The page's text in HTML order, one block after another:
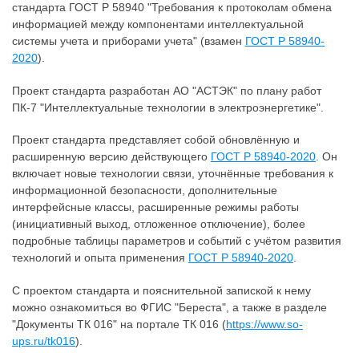
стандарта ГОСТ Р 58940 "Требования к протоколам обмена
информацией между компонентами интеллектуальной
системы учета и приборами учета" (взамен ГОСТ Р 58940-
2020).
Проект стандарта разработан АО "АСТЭК" по плану работ
ПК-7 "Интеллектуальные технологии в электроэнергетике".
Проект стандарта представляет собой обновлённую и
расширенную версию действующего ГОСТ Р 58940-2020 . Он
включает новые технологии связи, уточнённые требования к
информационной безопасности, дополнительные
интерфейсные классы, расширенные режимы работы
(инициативный выход, отложенное отключение), более
подробные таблицы параметров и событий с учётом развития
технологий и опыта применения ГОСТ Р 58940-2020
С проектом стандарта и пояснительной запиской к нему
можно ознакомиться во ФГИС "Береста", а также в разделе
"Документы ТК 016" на портале ТК 016 (https://www.so-
ups.ru/tk016).